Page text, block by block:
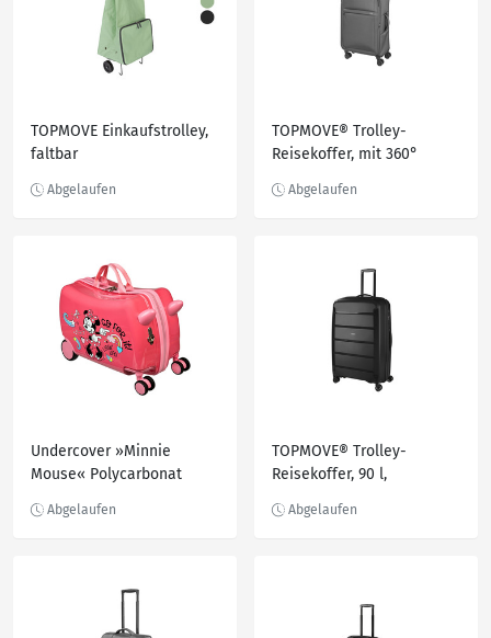
TOPMOVE Einkaufstrolley,
faltbar
TOPMOVE® Trolley-
Reisekoffer, mit 360°
Undercover »Minnie
Mouse« Polycarbonat
TOPMOVE® Trolley-
Reisekoffer, 90 l,
Sentry® Approved